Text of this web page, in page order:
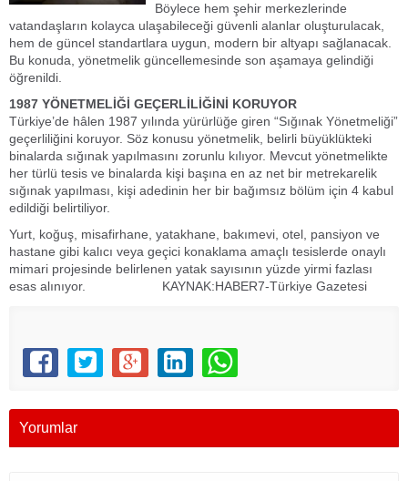
Böylece hem şehir merkezlerinde
vatandaşların kolayca ulaşabileceği güvenli alanlar oluşturulacak,
hem de güncel standartlara uygun, modern bir altyapı sağlanacak.
Bu konuda, yönetmelik güncellemesinde son aşamaya gelindiği
öğrenildi.
1987 YÖNETMELİĞİ GEÇERLİLİĞİNİ KORUYOR
Türkiye’de hâlen 1987 yılında yürürlüğe giren “Sığınak Yönetmeliği”
geçerliliğini koruyor. Söz konusu yönetmelik, belirli büyüklükteki
binalarda sığınak yapılmasını zorunlu kılıyor. Mevcut yönetmelikte
her türlü tesis ve binalarda kişi başına en az net bir metrekarelik
sığınak yapılması, kişi adedinin her bir bağımsız bölüm için 4 kabul
edildiği belirtiliyor.
Yurt, koğuş, misafirhane, yatakhane, bakımevi, otel, pansiyon ve
hastane gibi kalıcı veya geçici konaklama amaçlı tesislerde onaylı
mimari projesinde belirlenen yatak sayısının yüzde yirmi fazlası
esas alınıyor. KAYNAK:HABER7-Türkiye Gazetesi
Yorumlar